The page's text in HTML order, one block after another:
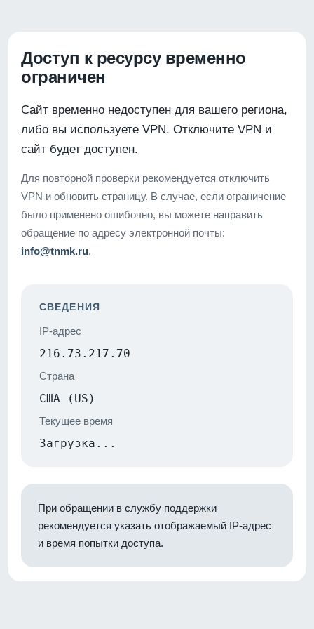
Доступ к ресурсу временно
ограничен
Сайт временно недоступен для вашего региона,
либо вы используете VPN. Отключите VPN и
сайт будет доступен.
Для повторной проверки рекомендуется отключить
VPN и обновить страницу. В случае, если ограничение
было применено ошибочно, вы можете направить
обращение по адресу электронной почты:
info@tnmk.ru.
СВЕДЕНИЯ
IP-адрес
216.73.217.70
Страна
США (US)
Текущее время
Загрузка...
При обращении в службу поддержки
рекомендуется указать отображаемый IP-адрес
и время попытки доступа.